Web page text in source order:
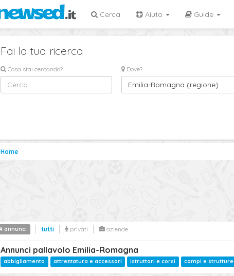
Cerca Aiuto Guide
Fai la tua ricerca
Cosa stai cercando? Dove?
Emilia-Romagna (regione)
Home
tutti privati aziende
annunci
Annunci pallavolo Emilia-Romagna
abbigliamento attrezzatura e accessori istruttori e corsi campi e strutture